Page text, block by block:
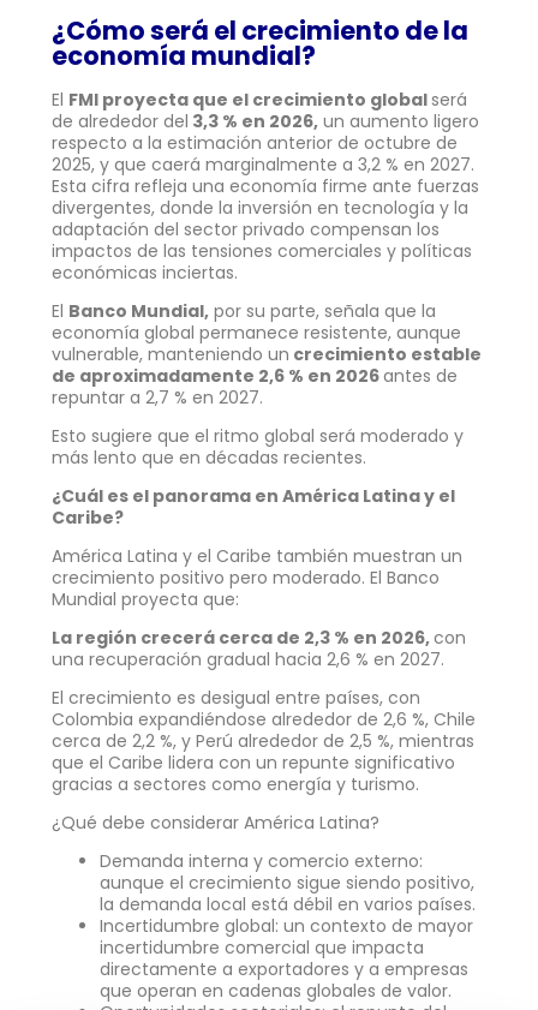
¿Cómo será el crecimiento de la
economía mundial?
El FMI proyecta que el crecimiento globalserá
de alrededor del 3,3 % en 2026, un aumento ligero
respecto a la estimación anterior de octubre de
2025, y que caerá marginalmente a 3,2 % en 2027.
Esta cifra refleja una economía firme ante fuerzas
divergentes, donde la inversión en tecnología y la
adaptación del sector privado compensan los
impactos de las tensiones comerciales y políticas
económicas inciertas.
El Banco Mundial, por su parte, señala que la
economía global permanece resistente, aunque
vulnerable, manteniendo un crecimiento estable
de aproximadamente 2,6 % en 2026antes de
repuntar a 2,7 % en 2027.
Esto sugiere que el ritmo global será moderado y
más lento que en décadas recientes.
¿Cuál es el panorama en América Latina y el
Caribe?
América Latina y el Caribe también muestran un
crecimiento positivo pero moderado. El Banco
Mundial proyecta que:
La región crecerá cerca de 2,3 % en 2026,con
una recuperación gradual hacia 2,6 % en 2027.
El crecimiento es desigual entre países, con
Colombia expandiéndose alrededor de 2,6 %, Chile
cerca de 2,2 %, y Perú alrededor de 2,5 %, mientras
que el Caribe lidera con un repunte significativo
gracias a sectores como energía y turismo.
¿Qué debe considerar América Latina?
Demanda interna y comercio externo:
aunque el crecimiento sigue siendo positivo,
la demanda local está débil en varios países.
Incertidumbre global: un contexto de mayor
incertidumbre comercial que impacta
directamente a exportadores y a empresas
que operan en cadenas globales de valor.